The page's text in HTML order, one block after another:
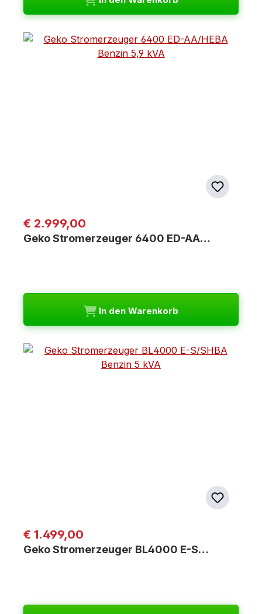
Regulärer Preis:
€ 2.999,00
Geko Stromerzeuger 6400 ED-AA…
In den Warenkorb
Regulärer Preis:
€ 1.499,00
Geko Stromerzeuger BL4000 E-S…